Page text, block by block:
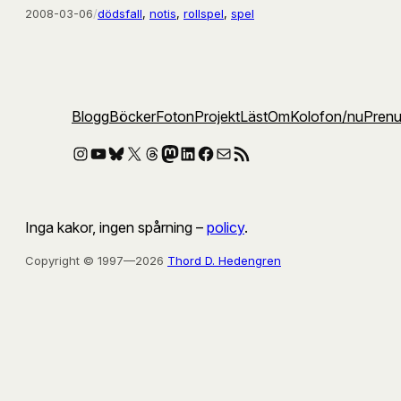
2008-03-06/dödsfall, notis, rollspel, spel
BloggBöckerFotonProjektLästOmKolofon/nu
Instagram
YouTube
Bluesky
X Threads
Mastodon
LinkedIn
Facebook
E-postRSS-flöde
Inga kakor, ingen spårning – policy.
Copyright © 1997—2026 Thord D. Hedengren